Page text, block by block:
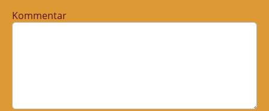
Kommentar